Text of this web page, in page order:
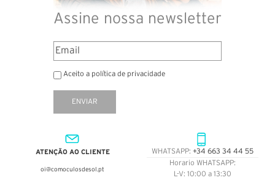
Assine nossa newsletter
Aceito a política de privacidade
ENVIAR
ATENÇÃO AO CLIENTE
oi@comoculosdesol.pt
WHATSAPP: +34 663 34 44 55
Horario WHATSAPP:
L-V: 10:00 a 13:30